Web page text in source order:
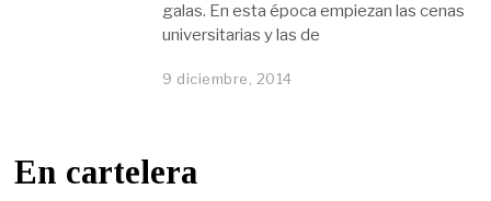
galas. En esta época empiezan las cenas
universitarias y las de
9 diciembre, 2014
En cartelera